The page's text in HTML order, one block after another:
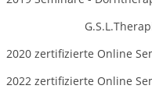
G.S.L.Therapie
2020 zertifizierte Online
2022 zertifizierte Online